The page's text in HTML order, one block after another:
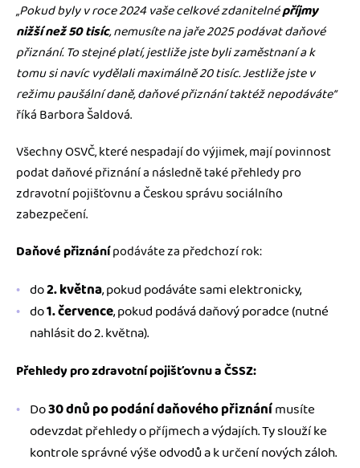
„Pokud byly v roce 2024 vaše celkové zdanitelnépříjmy
nižší než 50 tisíc, nemusíte na jaře 2025 podávat daňové
přiznání. To stejné platí, jestliže jste byli zaměstnaní a k
tomu si navíc vydělali maximálně 20 tisíc. Jestliže jste v
režimu paušální daně, daňové přiznání taktéž nepodáváte“
říká Barbora Šaldová.
Všechny OSVČ, které nespadají do výjimek, mají povinnost
podat daňové přiznání a následně také přehledy pro
zdravotní pojišťovnu a Českou správu sociálního
zabezpečení.
Daňové přiznánípodáváte za předchozí rok:
do2. května, pokud podáváte sami elektronicky,
do1. července, pokud podává daňový poradce (nutné
nahlásit do 2. května).
Přehledy pro zdravotní pojišťovnu a ČSSZ:
Do30 dnů po podání daňového přiznánímusíte
odevzdat přehledy o příjmech a výdajích. Ty slouží ke
kontrole správné výše odvodů a k určení nových záloh.